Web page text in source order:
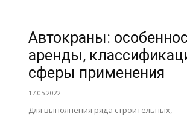
Автокраны:
аренды,
сферы применения
17.05.2022
Для выполнения ряда строительных,